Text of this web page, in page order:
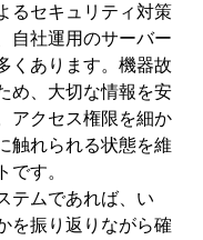
るセキュリティ対策
自社運用のサーバー
くあります。機器故
め、大切な情報を安
アクセス権限を細か
触れられる状態を維
です。
テムであれば、い
を振り返りながら確